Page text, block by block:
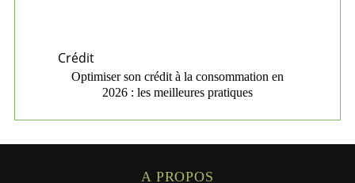
Crédit
Optimiser son crédit à la consommation en
2026 : les meilleures pratiques
A PROPOS